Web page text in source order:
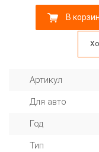
В
Артикул
Для авто
Год
Тип